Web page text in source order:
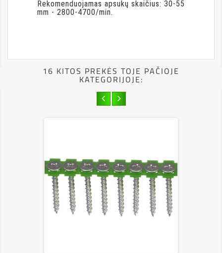
Rekomenduojamas apsukų skaičius: 30-55
mm - 2800-4700/min.
16 KITOS PREKĖS TOJE PAČIOJE
KATEGORIJOJE: